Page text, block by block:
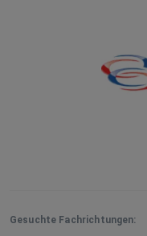
Gesuchte Fachrichtungen: